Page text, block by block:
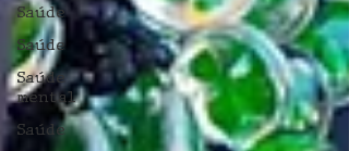
Saúde
Saúde
Saúde
mental
Saúde